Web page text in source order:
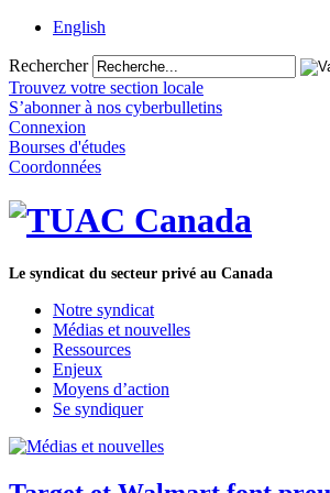
English
Rechercher
Trouvez votre section locale
S’abonner à nos cyberbulletins
Connexion
Bourses d'études
Coordonnées
Le syndicat du secteur privé au Canada
Notre syndicat
Médias et nouvelles
Ressources
Enjeux
Moyens d’action
Se syndiquer